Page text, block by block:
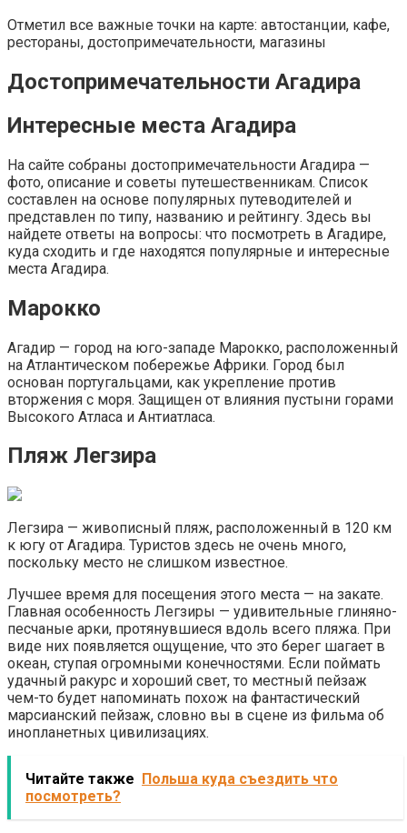
Отметил все важные точки на карте: автостанции, кафе,
рестораны, достопримечательности, магазины
Достопримечательности Агадира
Интересные места Агадира
На сайте собраны достопримечательности Агадира —
фото, описание и советы путешественникам. Список
составлен на основе популярных путеводителей и
представлен по типу, названию и рейтингу. Здесь вы
найдете ответы на вопросы: что посмотреть в Агадире,
куда сходить и где находятся популярные и интересные
места Агадира.
Марокко
Агадир — город на юго-западе Марокко, расположенный
на Атлантическом побережье Африки. Город был
основан португальцами, как укрепление против
вторжения с моря. Защищен от влияния пустыни горами
Высокого Атласа и Антиатласа.
Пляж Легзира
Легзира — живописный пляж, расположенный в 120 км
к югу от Агадира. Туристов здесь не очень много,
поскольку место не слишком известное.
Лучшее время для посещения этого места — на закате.
Главная особенность Легзиры — удивительные глиняно-
песчаные арки, протянувшиеся вдоль всего пляжа. При
виде них появляется ощущение, что это берег шагает в
океан, ступая огромными конечностями. Если поймать
удачный ракурс и хороший свет, то местный пейзаж
чем-то будет напоминать похож на фантастический
марсианский пейзаж, словно вы в сцене из фильма об
инопланетных цивилизациях.
Читайте также
Польша куда съездить что
посмотреть?